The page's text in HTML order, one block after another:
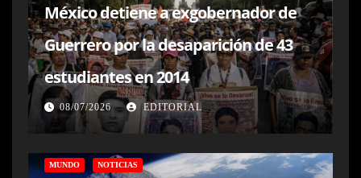
México detiene a exgobernador de
Guerrero por la desaparición de 43
estudiantes en 2014
08/07/2026 EDITORIAL
MUNDO NOTICIAS